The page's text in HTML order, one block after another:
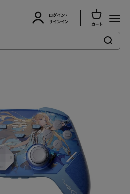
アカウントページに移動する
ログイン・
サインイン
カートを開
カート
メニ